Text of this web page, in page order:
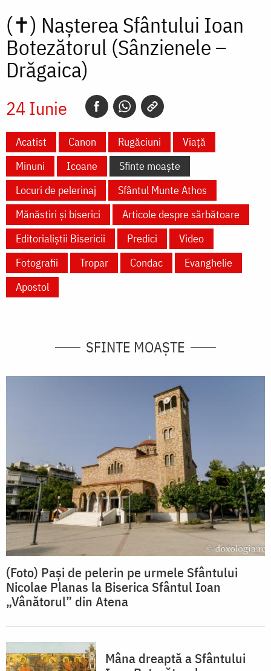
(✝) Nașterea Sfântului Ioan
Botezătorul (Sânzienele –
Drăgaica)
24 Iunie
Acatist Canon Rugăciuni
Viață
Minuni
Icoane
Sfinte moaște
Locuri de pelerinaj
Sfântul Munte Athos
Mănăstiri și biserici
Articole despre sărbătoare
Editorialiștii Bisericii
Predici
Video
Fotografii
Tropar Condac
Evanghelie
Apostol
SFINTE MOAȘTE
(Foto) Pași de pelerin pe urmele Sfântului
Nicolae Planas la Biserica Sfântul Ioan
„Vânătorul” din Atena
Mâna dreaptă a Sfântului